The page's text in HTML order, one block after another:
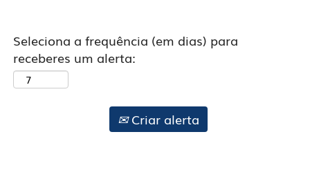
Seleciona a frequência (em dias) para
receberes um alerta:
Criar alerta